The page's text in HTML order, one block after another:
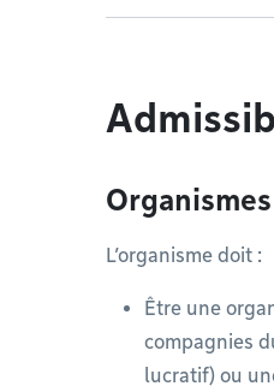
L’organisme doit :
Être une
compagnies
lucratif) ou